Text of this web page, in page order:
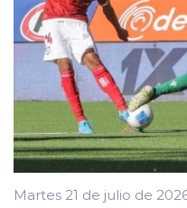
Martes 21 de julio de